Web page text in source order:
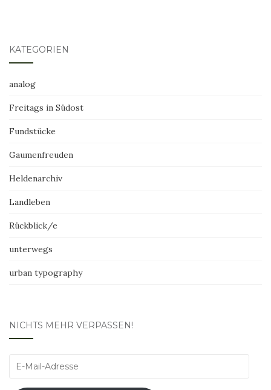
KATEGORIEN
analog
Freitags in Südost
Fundstücke
Gaumenfreuden
Heldenarchiv
Landleben
Rückblick/e
unterwegs
urban typography
NICHTS MEHR VERPASSEN!
E-